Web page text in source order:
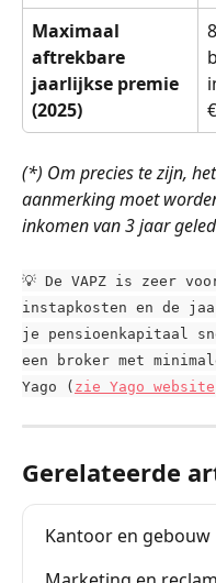
Maximaal
aftrekbare
jaarlijkse premie
(2025)
(*) Om precies te zijn,
aanmerking moet
inkomen van 3 jaar
💡 De VAPZ is zeer
instapkosten en de
je pensioenkapitaal
een broker met
Yago ( zie Yago website
Gerelateerde
Kantoor en gebouw